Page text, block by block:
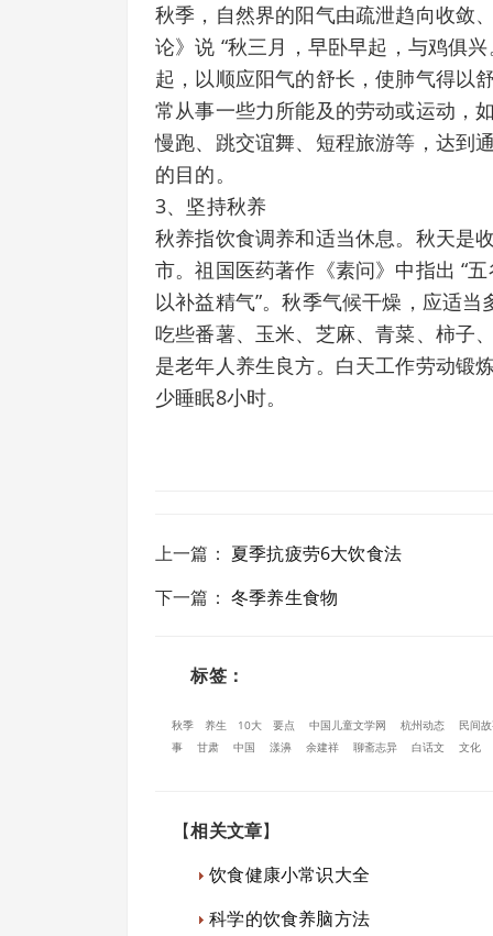
秋季，自然界的阳气由疏泄趋向收敛
论》说 “秋三月，早卧早起，与鸡俱
起，以顺应阳气的舒长，使肺气得以
常从事一些力所能及的劳动或运动，
慢跑、跳交谊舞、短程旅游等，达到
的目的。
3、坚持秋养
秋养指饮食调养和适当休息。秋天是
市。祖国医药著作《素问》中指出 “
以补益精气”。秋季气候干燥，应适
吃些番薯、玉米、芝麻、青菜、柿子
是老年人养生良方。白天工作劳动锻
少睡眠8小时。
上一篇 ： 夏季抗疲劳6大饮食法
下一篇 ：冬季养生食物
标签：
秋季 养生 10大 要点 中国儿童文学网 杭州动态
民间
事
甘肃 中国 漾濞 余建祥 聊斋志异 白话文 文化
【相关文章】
饮食健康小常识大全
科学的饮食养脑方法